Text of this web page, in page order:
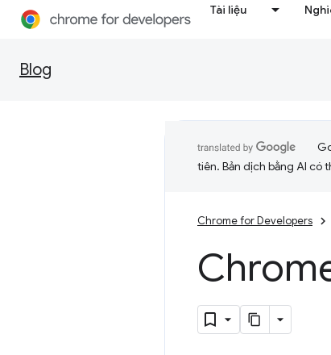
Tài liệu
Blog
tiên. Bản dịch bằng AI có
Chrome for Developers